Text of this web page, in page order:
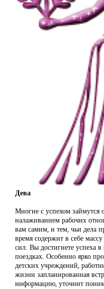
Дева
Многие с успехом займутся
налаживанием рабочих
вам самим, и тем, чьи дела
время содержит в себе
сил. Вы достигнете успеха
поездках. Особенно ярко
детских учреждений,
жизни запланированная
информацию, уточнит